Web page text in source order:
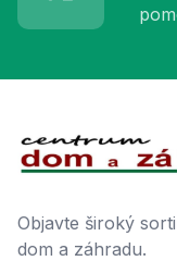
Objavte široký
dom a záhradu.